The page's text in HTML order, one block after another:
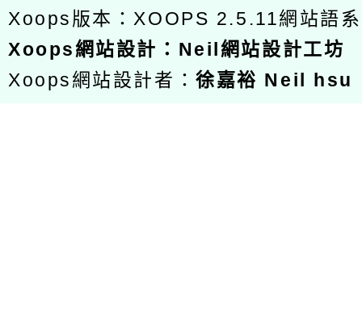
Xoops版本： XOOPS 2.5.11網站語
Xoops網站設計 ： Neil網站設計工坊
Xoops網站設計者：徐嘉裕 Neil hsu